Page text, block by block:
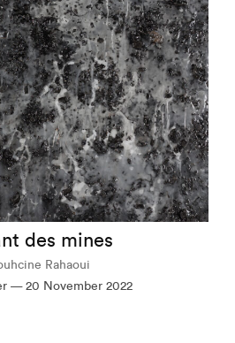
des mines
Rahaoui
— 20 November 2022